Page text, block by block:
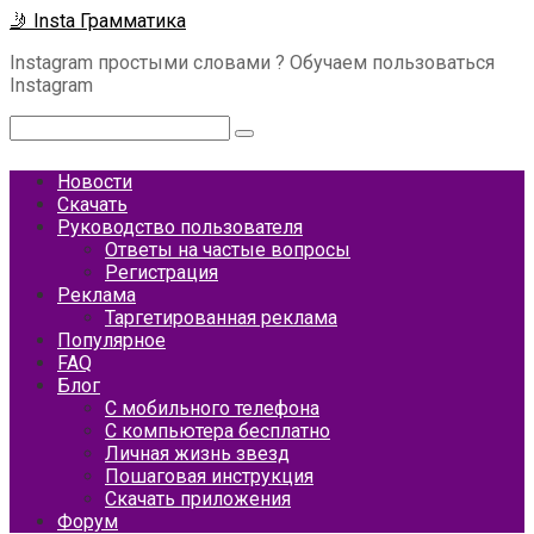
Перейти
контенту
🤳 Insta Грамматика
Instagram простыми словами ? Обучаем пользоваться
Instagram
Новости
Скачать
Руководство пользователя
Ответы на частые вопросы
Регистрация
Реклама
Таргетированная реклама
Популярное
FAQ
Блог
С мобильного телефона
С компьютера бесплатно
Личная жизнь звезд
Пошаговая инструкция
Скачать приложения
Форум